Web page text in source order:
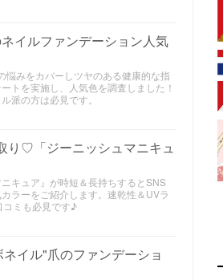
イルファンデーション人気
みをカバーしツヤのある健康的な指
トを実施し、人気色を調査しました！
派の方は必見です。
り♡「ジーニッシュマニキュ
キュア』が時短＆長持ちするとSNS
ラーをご紹介します。速乾性＆UVラ
コミも必見です♪
イル"爪のファンデーショ